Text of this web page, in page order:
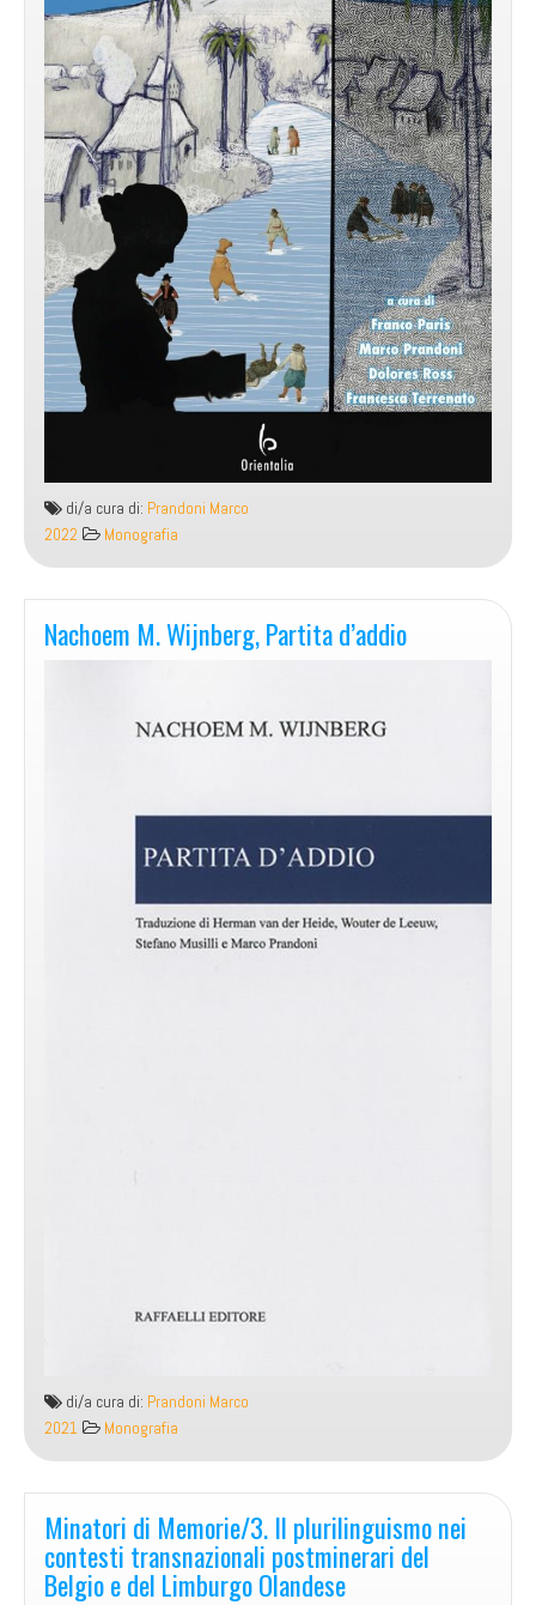
di/a cura di: Prandoni Marco
2022
Monografia
Nachoem M. Wijnberg, Partita d’addio
di/a cura di: Prandoni Marco
2021
Monografia
Minatori di Memorie/3. Il plurilinguismo nei
contesti transnazionali postminerari del
Belgio e del Limburgo Olandese